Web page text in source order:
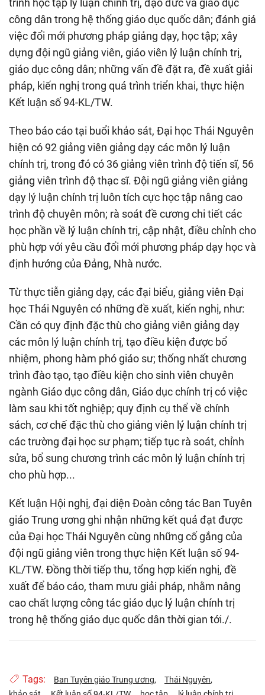
công dân trong hệ thống giáo dục quốc dân; đánh giá
việc đổi mới phương pháp giảng dạy, học tập; xây
dựng đội ngũ giảng viên, giáo viên lý luận chính trị,
giáo dục công dân; những vấn đề đặt ra, đề xuất giải
pháp, kiến nghị trong quá trình triển khai, thực hiện
Kết luận số 94-KL/TW.
Theo báo cáo tại buổi khảo sát, Đại học Thái Nguyên
hiện có 92 giảng viên giảng dạy các môn lý luận
chính trị, trong đó có 36 giảng viên trình độ tiến sĩ, 56
giảng viên trình độ thạc sĩ. Đội ngũ giảng viên giảng
dạy lý luận chính trị luôn tích cực học tập nâng cao
trình độ chuyên môn; rà soát đề cương chi tiết các
học phần về lý luận chính trị, cập nhật, điều chỉnh cho
phù hợp với yêu cầu đổi mới phương pháp dạy học và
định hướng của Đảng, Nhà nước.
Từ thực tiễn giảng dạy, các đại biểu, giảng viên Đại
học Thái Nguyên có những đề xuất, kiến nghị, như:
Cần có quy định đặc thù cho giảng viên giảng dạy
các môn lý luận chính trị, tạo điều kiện được bổ
nhiệm, phong hàm phó giáo sư; thống nhất chương
trình đào tạo, tạo điều kiện cho sinh viên chuyên
ngành Giáo dục công dân, Giáo dục chính trị có việc
làm sau khi tốt nghiệp; quy định cụ thể về chính
sách, cơ chế đặc thù cho giảng viên lý luận chính trị
các trường đại học sư phạm; tiếp tục rà soát, chỉnh
sửa, bổ sung chương trình các môn lý luận chính trị
cho phù hợp...
Kết luận Hội nghị, đại diện Đoàn công tác Ban Tuyên
giáo Trung ương ghi nhận những kết quả đạt được
của Đại học Thái Nguyên cùng những cố gắng của
đội ngũ giảng viên trong thực hiện Kết luận số 94-
KL/TW. Đồng thời tiếp thu, tổng hợp kiến nghị, đề
xuất để báo cáo, tham mưu giải pháp, nhằm nâng
cao chất lượng công tác giáo dục lý luận chính trị
trong hệ thống giáo dục quốc dân thời gian tới./.
Tags: Ban Tuyên giáo Trung ương
Thái Nguyên